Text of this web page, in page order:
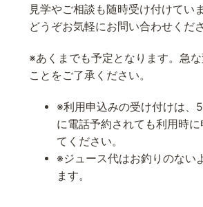
見学やご相談も随時受け付けていま
どうぞお気軽にお問い合わせくださ
※あくまでも予定となります。急
ことをご了承ください。
※利用申込みの受け付けは、
に電話予約されても利用時
てください。
※ジュース代はお釣りのない
ます。